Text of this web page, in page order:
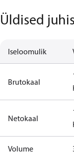
Üldised
Iseloomulik
Brutokaal
Netokaal
Volume